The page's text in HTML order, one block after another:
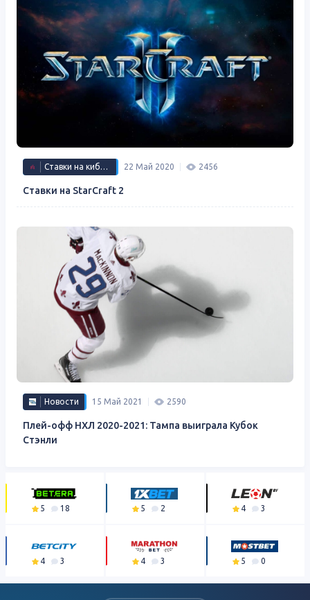
Ставки на киберспорт 22 Май 2020 2456
Ставки на StarCraft 2
Новости 15 Май 2021 2590
Плей-офф НХЛ 2020-2021: Тампа выиграла Кубок
Стэнли
5 18 5 2 4 3
4 3 4 3 5 0